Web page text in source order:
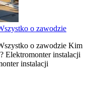
o zawodzie
o zawodzie Kim
Elektromonter instalacji
instalacji